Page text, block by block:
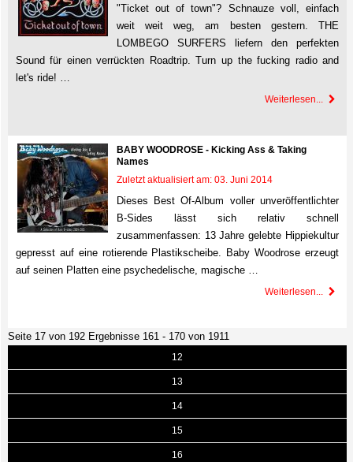
"Ticket out of town"? Schnauze voll, einfach
weit weit weg, am besten gestern. THE
LOMBEGO SURFERS liefern den perfekten
Sound für einen verrückten Roadtrip. Turn up the fucking radio and
let's ride! …
Weiterlesen...
BABY WOODROSE - Kicking Ass & Taking
Names
Zuletzt aktualisiert am: 03. Juni 2014
Dieses Best Of-Album voller unveröffentlichter
B-Sides lässt sich relativ schnell
zusammenfassen: 13 Jahre gelebte Hippiekultur
gepresst auf eine rotierende Plastikscheibe. Baby Woodrose erzeugt
auf seinen Platten eine psychedelische, magische …
Weiterlesen...
Seite 17 von 192 Ergebnisse 161 - 170 von 1911
12
13
14
15
16